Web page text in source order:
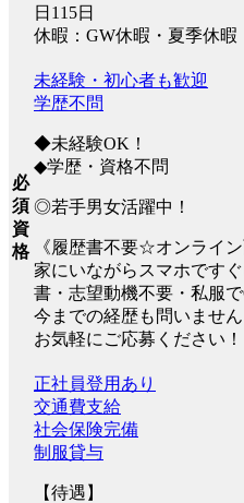
日115日
休暇：GW休暇・夏季休暇
必
須
資
格
未経験・初心者も歓迎
学歴不問
◆未経験OK！
◆学歴・資格不問
◎若手男女活躍中！
《履歴書不要☆オンライン
家にいながらスマホです
書・志望動機不要・私服で
今までの経歴も問いません
お気軽にご応募ください！
正社員登用あり
交通費支給
社会保険完備
制服貸与
【待遇】